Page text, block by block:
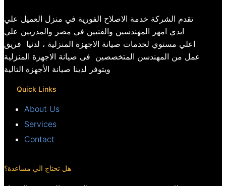
تقدم الشركة خدمة الاصلاح الفورية في منزل العميل علي
ايدي امهر المهندسين والفنيين في مصر والمدربين علي
اعلي مستوي لخدمات صيانة الاجهزة المنزلية ، لدنيا فريق
عمل من المهندسن المتخصصين فى صيانة الاجهزة المنزلية
ويتوفر لدينا صيانة الأجهزة التالية
Quick Links
About Us
Services
Contact
هل تحتاج الي مساعدة؟